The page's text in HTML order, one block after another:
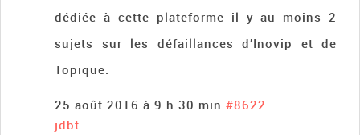
dédiée à cette plateforme il y au moins 2
sujets sur les défaillances d’Inovip et de
Topique.
25 août 2016 à 9 h 30 min #8622
jdbt